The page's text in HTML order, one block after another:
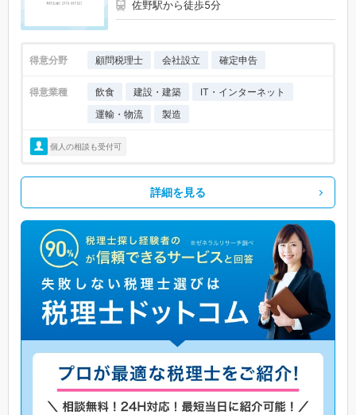
佐野駅から徒歩5分
得意分野 顧問税理士 会社設立 確定申告
得意業種 飲食 建設・建築
IT・インターネット
運輸・物流
製造
個人の相談も受付可
詳細を見る